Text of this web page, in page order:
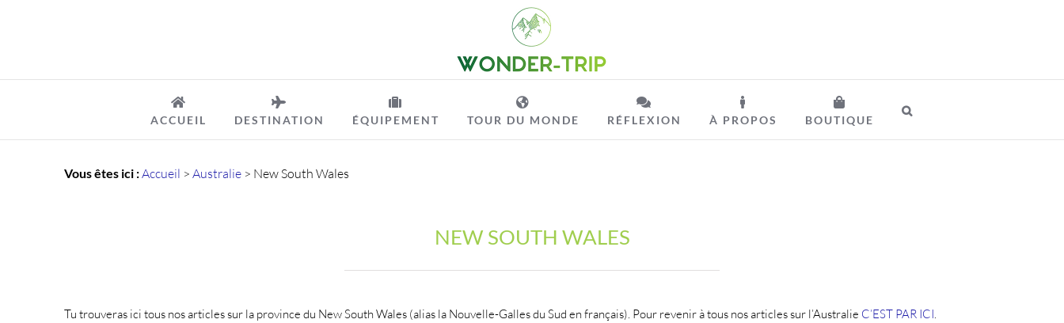
ACCUEIL DESTINATION ÉQUIPEMENT TOUR DU MONDE RÉFLEXION À PROPOS BOUTIQUE
Vous êtes ici :Accueil > Australie> New South Wales
NEW SOUTH WALES
Tu trouveras ici tous nos articles sur la province du New South Wales (alias la Nouvelle-Galles du Sud en français). Pour revenir à tous nos articles sur l’Australie C’EST PAR ICI.